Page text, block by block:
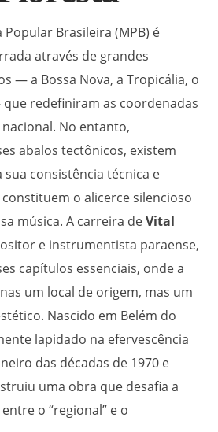
Brasileira (MPB) é
através de grandes
— a Bossa Nova, a Tropicália, o
redefiniram as coordenadas
No entanto,
abalos tectônicos, existem
consistência técnica e
o alicerce silencioso
música. A carreira deVital
e instrumentista paraense,
capítulos essenciais, onde a
um local de origem, mas um
Nascido em Belém do
lapidado na efervescência
das décadas de 1970 e
uma obra que desafia a
o “regional” e o